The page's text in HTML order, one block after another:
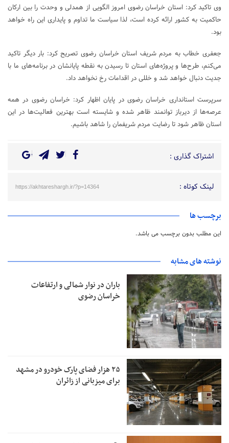
وی تاکید کرد: استان خراسان رضوی امروز الگویی از همدلی و وحدت را بین ارکان
حاکمیت به کشور ارائه کرده است، لذا سیاست ما تداوم و پایداری این راه خواهد
بود.
جعفری خطاب به مردم شریف استان خراسان رضوی تصریح کرد: بار دیگر تاکید
می‌کنم، طرح‌ها و پروژه‌های استان تا رسیدن به نقطه پایانشان در برنامه‌های ما با
جدیت دنبال خواهد شد و خللی در اقدامات رخ نخواهد داد.
سرپرست استانداری خراسان رضوی در پایان اظهار کرد: خراسان رضوی در همه
عرصه‌ها از دیرباز توانمند ظاهر شده و شایسته است بهترین فعالیت‌ها در این
استان ظاهر شود تا رضایت مردم شریفمان را شاهد باشیم.
اشتراک گذاری :
لینک کوتاه : https://akhtareshargh.ir/?p=14364
برچسب ها
این مطلب بدون برچسب می باشد.
نوشته های مشابه
باران در نوار شمالی و ارتفاعات
خراسان رضوی
۲۵ هزار فضای پارک خودرو در مشهد
برای میزبانی از زائران